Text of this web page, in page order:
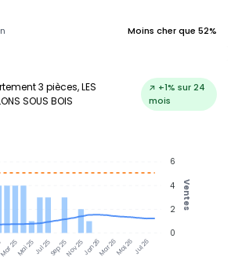
Moins cher que 52%
3 pièces, LES
SOUS BOIS
↗ +1% sur 24
mois
25Mai 25Jul 25Sep 25Nov 25Jan 26Mar 26Mai 26Jul 26
6
4
2
0
Ventes